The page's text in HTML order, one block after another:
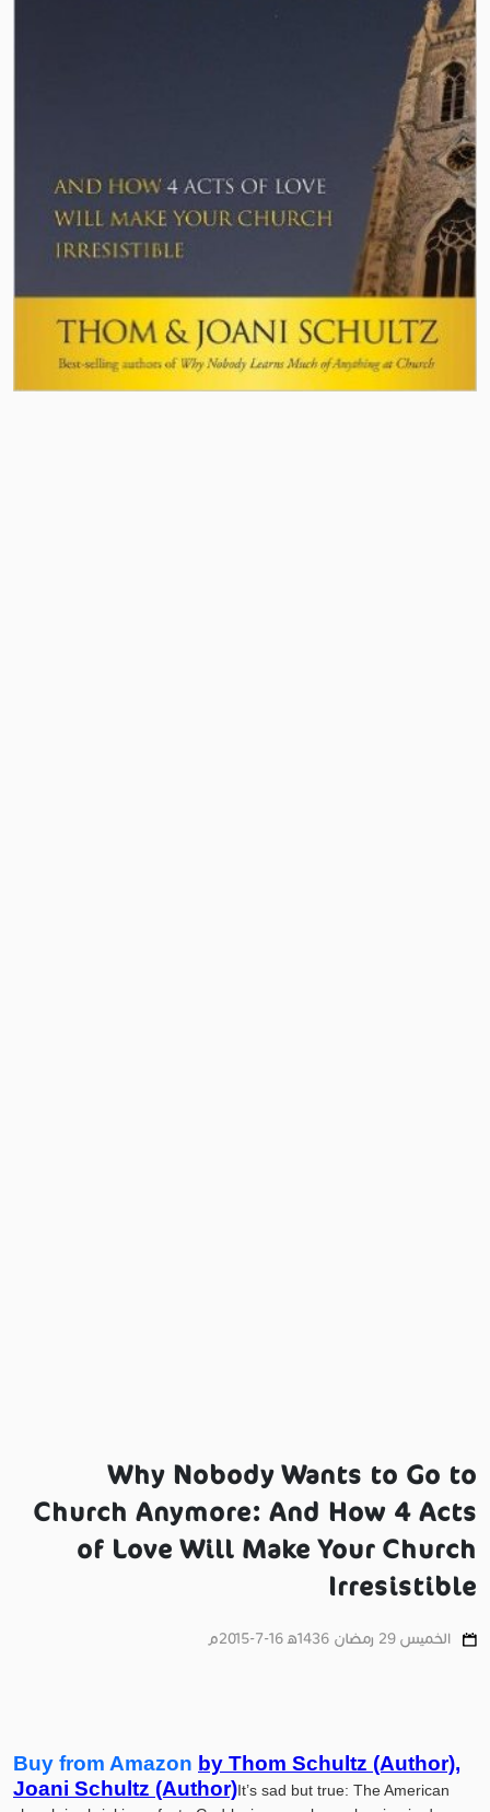
Why Nobody Wants to Go to
Church Anymore: And How 4 Acts
of Love Will Make Your Church
Irresistible
الخميس 29 رمضان 1436ﻫ 16-7-2015م
Buy from Amazon by Thom Schultz (Author),
Joani Schultz (Author)It’s sad but true: The American